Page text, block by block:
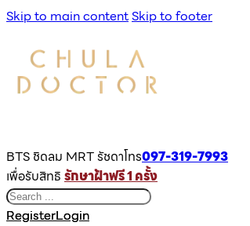
Skip to main contentSkip to footer
BTS ชิดลม MRT รัชดาโทร097-319-7993
เพื่อรับสิทธิ รักษาฝ้าฟรี 1 ครั้ง
Search
RegisterLogin